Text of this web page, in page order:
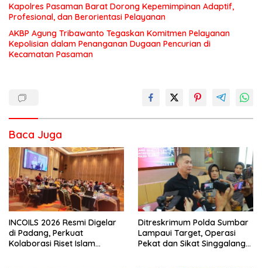
Kapolres Pasaman Barat Dorong Kepemimpinan Adaptif,
Profesional, dan Berorientasi Pelayanan
AKBP Agung Tribawanto Tegaskan Komitmen Pelayanan
Kepolisian dalam Penanganan Dugaan Pencurian di
Kecamatan Pasaman
Baca Juga
INCOILS 2026 Resmi Digelar
di Padang, Perkuat
Kolaborasi Riset Islam
Ditreskrimum Polda Sumbar
Lampaui Target, Operasi
Pekat dan Sikat Singgalang